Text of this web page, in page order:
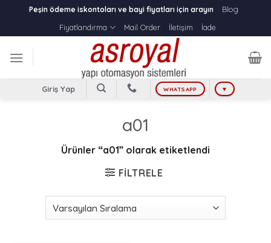
content
Peşin ödeme iskontoları ve bayi fiyatları için arayın
Blog
Fiyatlandırma
Mail Order İletişim İade
Giriş Yap WHATSAPP ♥
a01
Ürünler “a01” olarak etiketlendi
FILTRELE